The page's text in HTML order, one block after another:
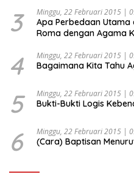
3 Minggu, 22 Februari 2015 |
Apa Perbedaan
Roma dengan Agama
4 Minggu, 22 Februari 2015 |
Bagaimana Kita Tahu
5 Minggu, 22 Februari 2015 |
Bukti-Bukti Logis
6 Minggu, 22 Februari 2015 |
(Cara) Baptisan